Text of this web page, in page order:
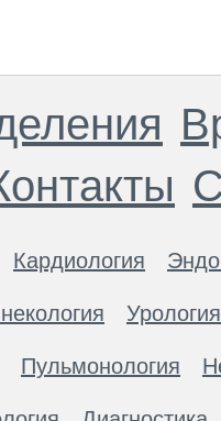
Кардиология
Урология
Пульмонология